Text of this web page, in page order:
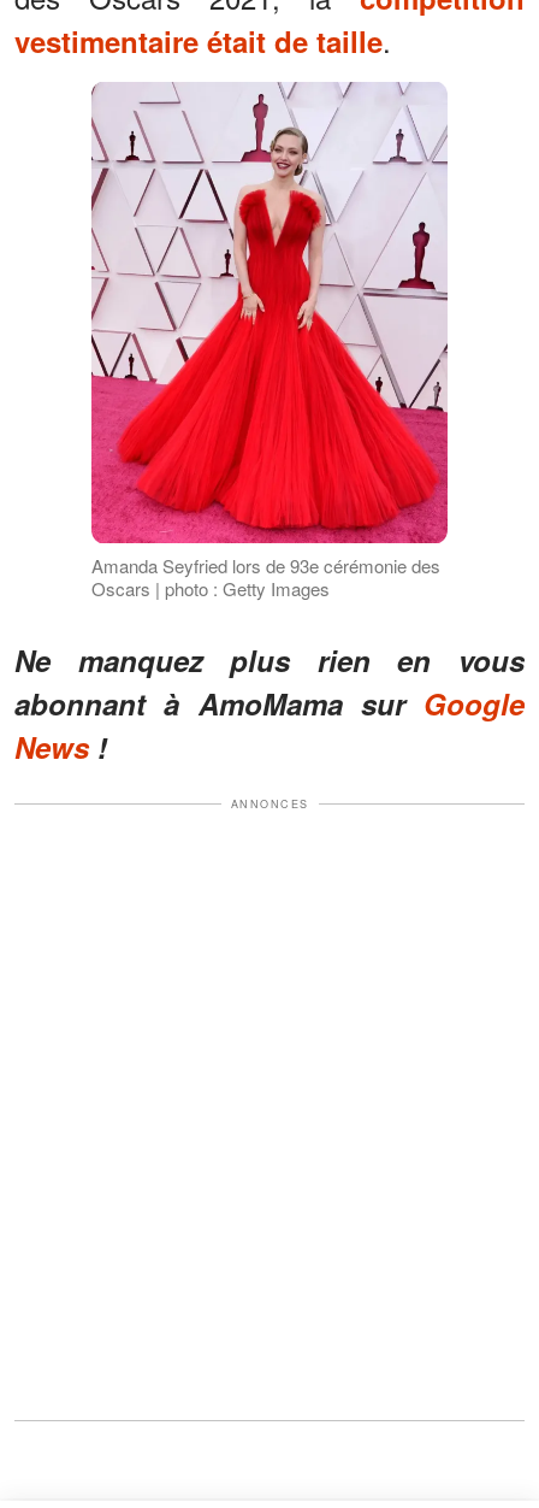
vestimentaire était de taille.
Amanda Seyfried lors de 93e cérémonie des
Oscars | photo : Getty Images
Ne manquez plus rien en vous
abonnant à AmoMama sur Google
News!
ANNONCES